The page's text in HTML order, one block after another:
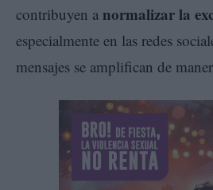
contribuyen a normalizar la
especialmente en las redes
mensajes se amplifican de